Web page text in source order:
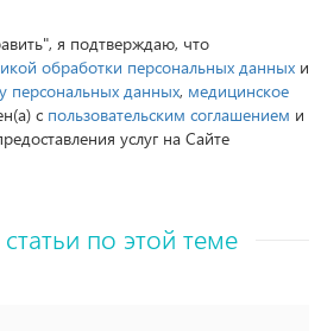
я подтверждаю, что
обработки персональных данных и
персональных данных, медицинское
с пользовательским соглашением и
услуг на Сайте
по этой теме